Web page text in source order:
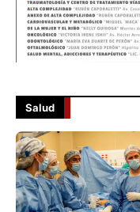
Salud